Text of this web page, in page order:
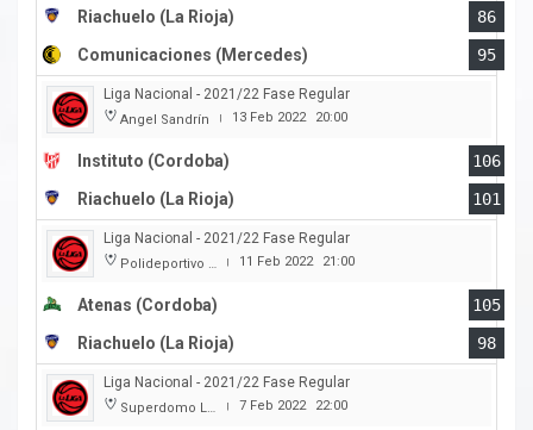
Riachuelo (La Rioja)
86
Comunicaciones (Mercedes)
95
Liga Nacional - 2021/22 Fase Regular
Angel Sandrín | 13 Feb 2022 20:00
Instituto (Cordoba)
106
Riachuelo (La Rioja)
101
Liga Nacional - 2021/22 Fase Regular
Polideportivo Carlos Cerutti | 11 Feb 2022 21:00
Atenas (Cordoba)
105
Riachuelo (La Rioja)
98
Liga Nacional - 2021/22 Fase Regular
Superdomo La Rioja | 7 Feb 2022 22:00